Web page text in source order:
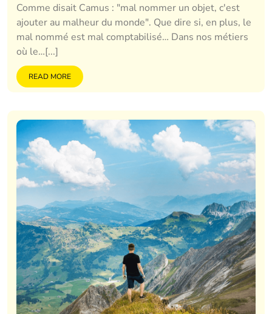
Comme disait Camus : "mal nommer un objet, c'est
ajouter au malheur du monde". Que dire si, en plus, le
mal nommé est mal comptabilisé… Dans nos métiers
où le…[...]
READ MORE